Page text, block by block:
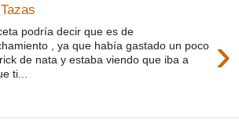
›
podría decir que es de
, ya que había gastado un poco
de nata y estaba viendo que iba a
ti...